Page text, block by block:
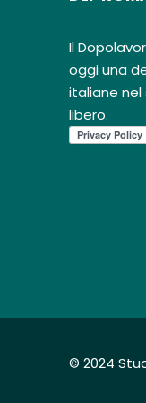
Il
oggi una
italiane
libero.
© 2024